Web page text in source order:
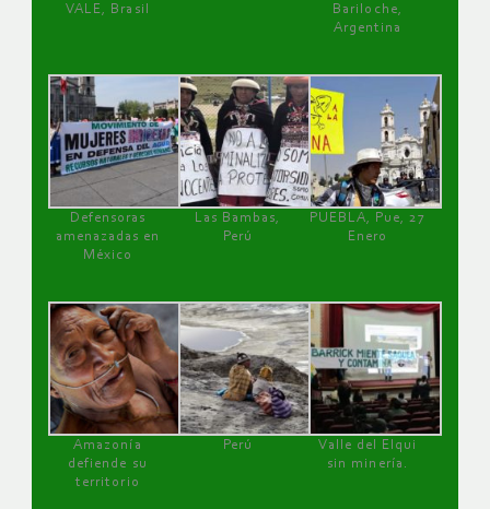
VALE, Brasil
Bariloche,
Argentina
Defensoras
amenazadas en
México
Las Bambas,
Perú
PUEBLA, Pue, 27
Enero
Amazonía
defiende su
territorio
Perú
Valle del Elqui
sin minería.